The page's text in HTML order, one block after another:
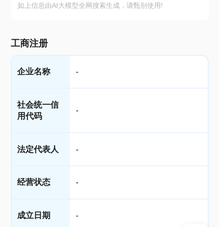
如上信息由AI大模型全网搜索生成，请甄别使用!
工商注册
企业名称 -
社会统一信
用代码
-
法定代表人 -
经营状态 -
成立日期 -